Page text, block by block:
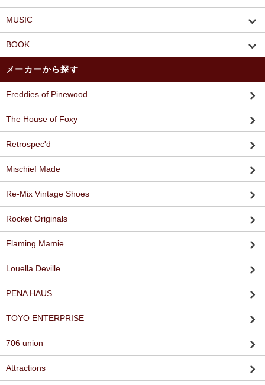
MUSIC
BOOK
メーカーから探す
Freddies of Pinewood
The House of Foxy
Retrospec'd
Mischief Made
Re-Mix Vintage Shoes
Rocket Originals
Flaming Mamie
Louella Deville
PENA HAUS
TOYO ENTERPRISE
706 union
Attractions